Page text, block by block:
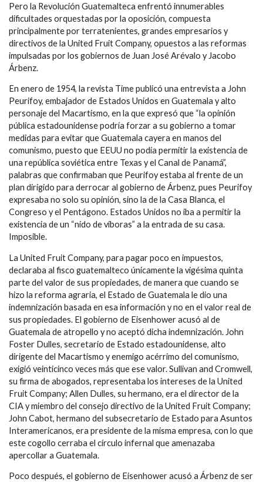
Pero la Revolución Guatemalteca enfrentó innumerables
dificultades orquestadas por la oposición, compuesta
principalmente por terratenientes, grandes empresarios y
directivos de la United Fruit Company, opuestos a las reformas
impulsadas por los gobiernos de Juan José Arévalo y Jacobo
Árbenz.
En enero de 1954, la revista Time publicó una entrevista a John
Peurifoy, embajador de Estados Unidos en Guatemala y alto
personaje del Macartismo, en la que expresó que “la opinión
pública estadounidense podría forzar a su gobierno a tomar
medidas para evitar que Guatemala cayera en manos del
comunismo, puesto que EEUU no podía permitir la existencia de
una república soviética entre Texas y el Canal de Panamá”,
palabras que confirmaban que Peurifoy estaba al frente de un
plan dirigido para derrocar al gobierno de Árbenz, pues Peurifoy
expresaba no solo su opinión, sino la de la Casa Blanca, el
Congreso y el Pentágono. Estados Unidos no iba a permitir la
existencia de un “nido de víboras” a la entrada de su casa.
Imposible.
La United Fruit Company, para pagar poco en impuestos,
declaraba al fisco guatemalteco únicamente la vigésima quinta
parte del valor de sus propiedades, de manera que cuando se
hizo la reforma agraria, el Estado de Guatemala le dio una
indemnización basada en esa información y no en el valor real de
sus propiedades. El gobierno de Eisenhower acusó al de
Guatemala de atropello y no aceptó dicha indemnización. John
Foster Dulles, secretario de Estado estadounidense, alto
dirigente del Macartismo y enemigo acérrimo del comunismo,
exigió veinticinco veces más que ese valor. Sullivan and Cromwell,
su firma de abogados, representaba los intereses de la United
Fruit Company; Allen Dulles, su hermano, era el director de la
CIA y miembro del consejo directivo de la United Fruit Company;
John Cabot, hermano del subsecretario de Estado para Asuntos
Interamericanos, era presidente de la misma empresa, con lo que
este cogollo cerraba el círculo infernal que amenazaba
apercollar a Guatemala.
Poco después, el gobierno de Eisenhower acusó a Árbenz de ser